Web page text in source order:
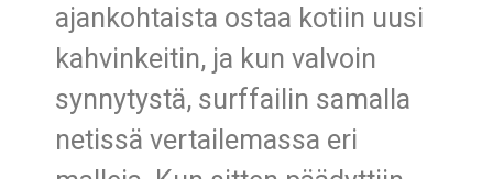
ajankohtaista ostaa kotiin uusi
kahvinkeitin, ja kun valvoin
synnytystä, surffailin samalla
netissä vertailemassa eri